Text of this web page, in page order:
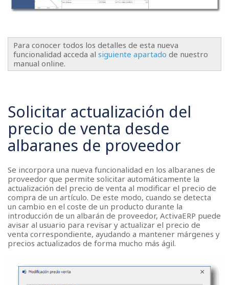
Para conocer todos los detalles de esta nueva
funcionalidad acceda al siguiente apartado de nuestro
manual online.
Solicitar actualización del
precio de venta desde
albaranes de proveedor
Se incorpora una nueva funcionalidad en los albaranes de
proveedor que permite solicitar automáticamente la
actualización del precio de venta al modificar el precio de
compra de un artículo. De este modo, cuando se detecta
un cambio en el coste de un producto durante la
introducción de un albarán de proveedor, ActivaERP puede
avisar al usuario para revisar y actualizar el precio de
venta correspondiente, ayudando a mantener márgenes y
precios actualizados de forma mucho más ágil.